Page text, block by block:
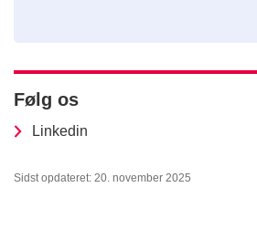
Følg os
Linkedin
Sidst opdateret: 20. november 2025